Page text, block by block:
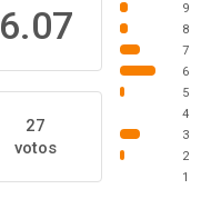
6.07
27
votos
9
8
7
6
5
4
3
2
1